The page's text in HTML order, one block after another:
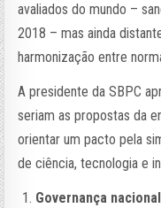
avaliados do mundo –
2018 – mas ainda
harmonização entre
A presidente da SBPC
seriam as propostas da
orientar um pacto pela
de ciência, tecnologia e
Governança